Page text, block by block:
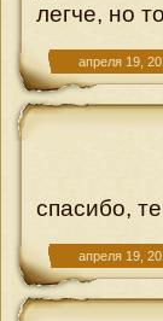
легче, но
апреля 19,
спасибо,
апреля 19,